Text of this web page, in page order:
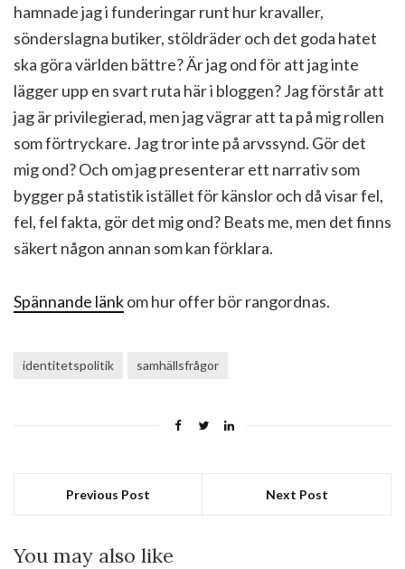
hamnade jag i funderingar runt hur kravaller,
sönderslagna butiker, stöldräder och det goda hatet
ska göra världen bättre? Är jag ond för att jag inte
lägger upp en svart ruta här i bloggen? Jag förstår att
jag är privilegierad, men jag vägrar att ta på mig rollen
som förtryckare. Jag tror inte på arvssynd. Gör det
mig ond? Och om jag presenterar ett narrativ som
bygger på statistik istället för känslor och då visar fel,
fel, fel fakta, gör det mig ond? Beats me, men det finns
säkert någon annan som kan förklara.
Spännande länkom hur offer bör rangordnas.
identitetspolitik samhällsfrågor
Previous Post Next Post
You may also like